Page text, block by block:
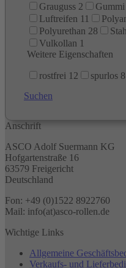
Grauguss 2 Gummi
Luftreifen 11
Polyurethan 28
Vulkollan 1
Weitere Eigenschaften
rostfrei 12 spurlos 8
Suchen
Anschrift
ASCO Adolf Suermann KG
Hofgartenstraße 16
63579 Freigericht
Deutschland
Fon: +49 (0)1522 8922760
Mail: info(at)asco-rollen.de
Wichtige Links
Allgemeine
Verkaufs- und